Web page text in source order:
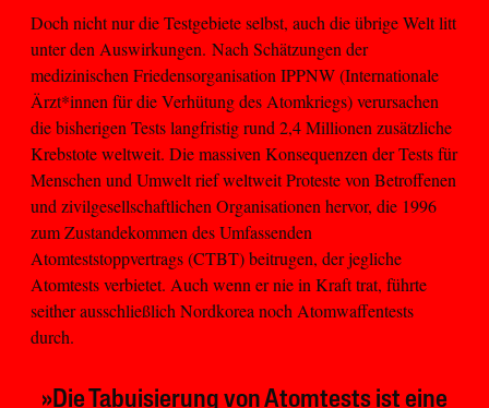
Doch nicht nur die Testgebiete selbst, auch die übrige Welt litt
unter den Auswirkungen. Nach Schätzungen der
medizinischen Friedensorganisation IPPNW (Internationale
Ärzt*innen für die Verhütung des Atomkriegs) verursachen
die bisherigen Tests langfristig rund 2,4 Millionen zusätzliche
Krebstote weltweit. Die massiven Konsequenzen der Tests für
Menschen und Umwelt rief weltweit Proteste von Betroffenen
und zivilgesellschaftlichen Organisationen hervor, die 1996
zum Zustandekommen des Umfassenden
Atomteststoppvertrags (CTBT) beitrugen, der jegliche
Atomtests verbietet. Auch wenn er nie in Kraft trat, führte
seither ausschließlich Nordkorea noch Atomwaffentests
durch.
»Die Tabuisierung von Atomtests ist eine